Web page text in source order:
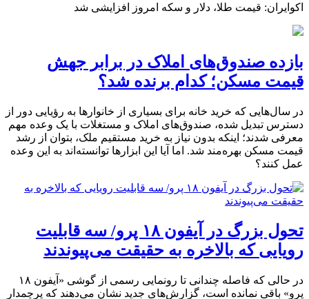
اکوایران: قیمت طلا، دلار و سکه امروز افزایشی شد
بازده صندوق‌های املاک در برابر جهش
قیمت مسکن؛ کدام برنده شد؟
در سال‌هایی که خرید خانه برای بسیاری از خانوارها به رؤیایی دور از
دسترس تبدیل شده، صندوق‌های املاک و مستغلات با یک وعده مهم
معرفی شدند؛ اینکه بدون نیاز به خرید مستقیم ملک، بتوان از رشد
قیمت مسکن بهره‌مند شد. اما آیا این ابزارها توانسته‌اند به این وعده
عمل کنند؟
تحول بزرگ در آیفون ۱۸ پرو/ سه قابلیت
رویایی که بالاخره به حقیقت می‌پیوندند
در حالی که فاصله چندانی تا رونمایی رسمی از گوشی «آیفون ۱۸
پرو» باقی نمانده است، گزارش‌های جدید نشان می‌دهند که پرچمدار